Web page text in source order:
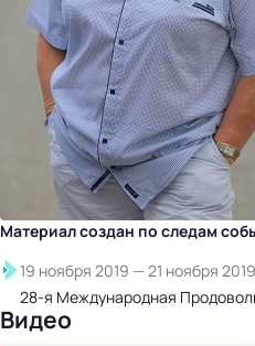
Материал создан по следам
19 ноября 2019 — 21 ноября 2019
28-я Международная
Видео